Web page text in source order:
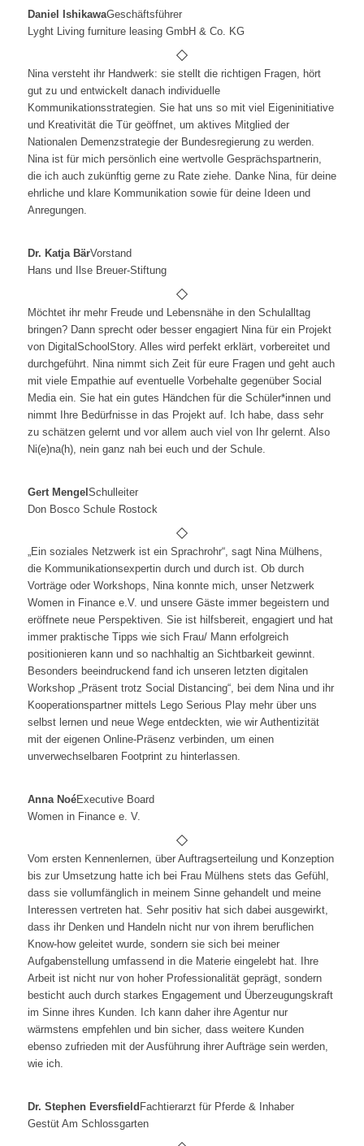
Daniel IshikawaGeschäftsführer
Lyght Living furniture leasing GmbH & Co. KG
Nina versteht ihr Handwerk: sie stellt die richtigen Fragen, hört
gut zu und entwickelt danach individuelle
Kommunikationsstrategien. Sie hat uns so mit viel Eigeninitiative
und Kreativität die Tür geöffnet, um aktives Mitglied der
Nationalen Demenzstrategie der Bundesregierung zu werden.
Nina ist für mich persönlich eine wertvolle Gesprächspartnerin,
die ich auch zukünftig gerne zu Rate ziehe. Danke Nina, für deine
ehrliche und klare Kommunikation sowie für deine Ideen und
Anregungen.
Dr. Katja BärVorstand
Hans und Ilse Breuer-Stiftung
Möchtet ihr mehr Freude und Lebensnähe in den Schulalltag
bringen? Dann sprecht oder besser engagiert Nina für ein Projekt
von DigitalSchoolStory. Alles wird perfekt erklärt, vorbereitet und
durchgeführt. Nina nimmt sich Zeit für eure Fragen und geht auch
mit viele Empathie auf eventuelle Vorbehalte gegenüber Social
Media ein. Sie hat ein gutes Händchen für die Schüler*innen und
nimmt Ihre Bedürfnisse in das Projekt auf. Ich habe, dass sehr
zu schätzen gelernt und vor allem auch viel von Ihr gelernt. Also
Ni(e)na(h), nein ganz nah bei euch und der Schule.
Gert Mengel Schulleiter
Don Bosco Schule Rostock
„Ein soziales Netzwerk ist ein Sprachrohr“, sagt Nina Mülhens,
die Kommunikationsexpertin durch und durch ist. Ob durch
Vorträge oder Workshops, Nina konnte mich, unser Netzwerk
Women in Finance e.V. und unsere Gäste immer begeistern und
eröffnete neue Perspektiven. Sie ist hilfsbereit, engagiert und hat
immer praktische Tipps wie sich Frau/ Mann erfolgreich
positionieren kann und so nachhaltig an Sichtbarkeit gewinnt.
Besonders beeindruckend fand ich unseren letzten digitalen
Workshop „Präsent trotz Social Distancing“, bei dem Nina und ihr
Kooperationspartner mittels Lego Serious Play mehr über uns
selbst lernen und neue Wege entdeckten, wie wir Authentizität
mit der eigenen Online-Präsenz verbinden, um einen
unverwechselbaren Footprint zu hinterlassen.
Anna NoéExecutive Board
Women in Finance e. V.
Vom ersten Kennenlernen, über Auftragserteilung und Konzeption
bis zur Umsetzung hatte ich bei Frau Mülhens stets das Gefühl,
dass sie vollumfänglich in meinem Sinne gehandelt und meine
Interessen vertreten hat. Sehr positiv hat sich dabei ausgewirkt,
dass ihr Denken und Handeln nicht nur von ihrem beruflichen
Know-how geleitet wurde, sondern sie sich bei meiner
Aufgabenstellung umfassend in die Materie eingelebt hat. Ihre
Arbeit ist nicht nur von hoher Professionalität geprägt, sondern
besticht auch durch starkes Engagement und Überzeugungskraft
im Sinne ihres Kunden. Ich kann daher ihre Agentur nur
wärmstens empfehlen und bin sicher, dass weitere Kunden
ebenso zufrieden mit der Ausführung ihrer Aufträge sein werden,
wie ich.
Dr. Stephen Eversfield Fachtierarzt für Pferde & Inhaber
Gestüt Am Schlossgarten